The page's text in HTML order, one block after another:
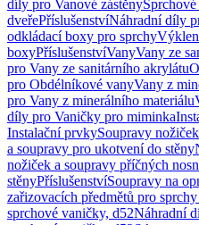
díly pro Vanové zástěny
dveřePříslušenstvíNáhradní díly
odkládací boxy pro sprchy
boxyPříslušenstvíVanyVany ze
pro Vany ze sanitárního akrylátu
pro Obdélníkové vanyVany z
pro Vany z minerálního materiálu
díly pro Vaničky pro miminka
Instalační prvkySoupravy
a soupravy pro ukotvení do stěny
nožiček a soupravy příčných
stěnyPříslušenstvíSoupravy na
zařizovacích předmětů pro
sprchové vaničky, d52Náhradní